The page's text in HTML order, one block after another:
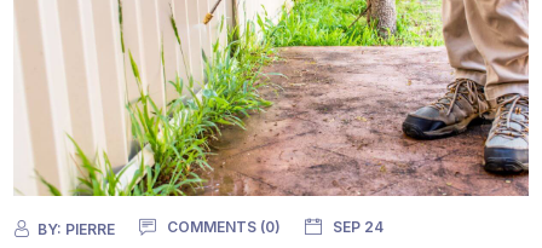
BY: PIERRE COMMENTS (0) SEP 24